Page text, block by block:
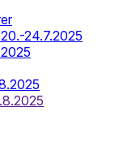
24.7.2025